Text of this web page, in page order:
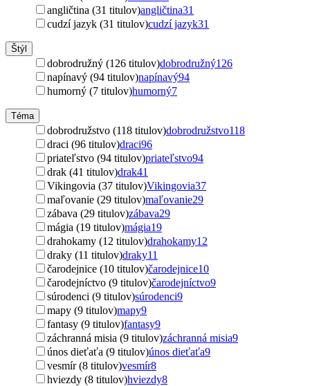
angličtina (31 titulov)angličtina31
cudzí jazyk (31 titulov)cudzí jazyk31
Štýl
dobrodružný (126 titulov)dobrodružný126
napínavý (94 titulov)napínavý94
humorný (7 titulov)humorný7
Téma
dobrodružstvo (118 titulov)dobrodružstvo118
draci (96 titulov)draci96
priateľstvo (94 titulov)priateľstvo94
drak (41 titulov)drak41
Vikingovia (37 titulov)Vikingovia37
maľovanie (29 titulov)maľovanie29
zábava (29 titulov)zábava29
mágia (19 titulov)mágia19
drahokamy (12 titulov)drahokamy12
draky (11 titulov)draky11
čarodejnice (10 titulov)čarodejnice10
čarodejníctvo (9 titulov)čarodejníctvo9
súrodenci (9 titulov)súrodenci9
mapy (9 titulov)mapy9
fantasy (9 titulov)fantasy9
záchranná misia (9 titulov)záchranná misia9
únos dieťaťa (9 titulov)únos dieťaťa9
vesmír (8 titulov)vesmír8
hviezdy (8 titulov)hviezdy8